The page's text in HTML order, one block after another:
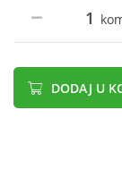
DODAJ U